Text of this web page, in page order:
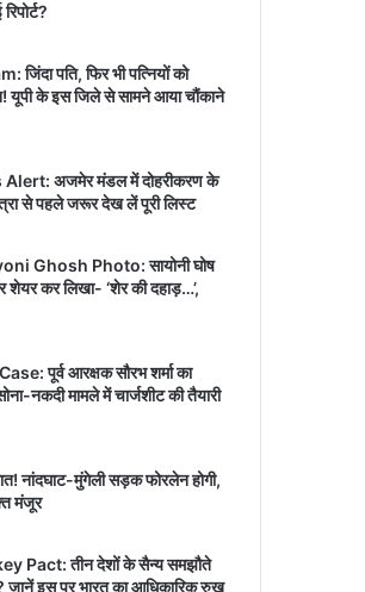
पति, फिर भी पत्नियों को
यूपी के इस जिले से सामने आया चौंकाने
अजमेर मंडल में दोहरीकरण के
से पहले जरूर देख लें पूरी लिस्ट
Ghosh Photo: सायोनी घोष
शेयर कर लिखा- ‘शेर की दहाड़…’,
पूर्व आरक्षक सौरभ शर्मा का
नकदी मामले में चार्जशीट की तैयारी
नांदघाट-मुंगेली सड़क फोरलेन होगी,
मंजूर
Pact: तीन देशों के सैन्य समझौते
जानें इस पर भारत का आधिकारिक रुख